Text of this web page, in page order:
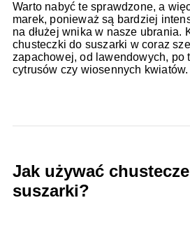
Warto nabyć te sprawdzone, a
marek, ponieważ są bardziej
na dłużej wnika w nasze ubrania.
chusteczki do suszarki w coraz
zapachowej, od lawendowych, po
cytrusów czy wiosennych kwiatów.
Jak używać
suszarki?